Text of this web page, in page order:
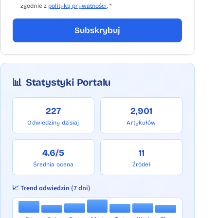
zgodnie z polityką prywatności. *
Subskrybuj
📊 Statystyki Portalu
227
Odwiedziny dzisiaj
2,901
Artykułów
4.6/5
Średnia ocena
11
Źródeł
📈 Trend odwiedzin (7 dni)